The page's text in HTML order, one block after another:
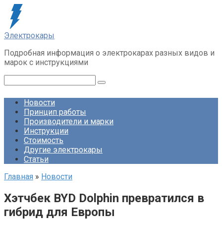
Перейти
контенту
Электрокары
Подробная информация о электрокарах разных видов и
марок с инструкциями
Новости
Принцип работы
Производители и марки
Инструкции
Стоимость
Другие электрокары
Статьи
Главная » Новости
Хэтчбек BYD Dolphin превратился в
гибрид для Европы